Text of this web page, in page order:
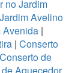
no Jardim
Avelino
Avenida |
| Conserto
Conserto de